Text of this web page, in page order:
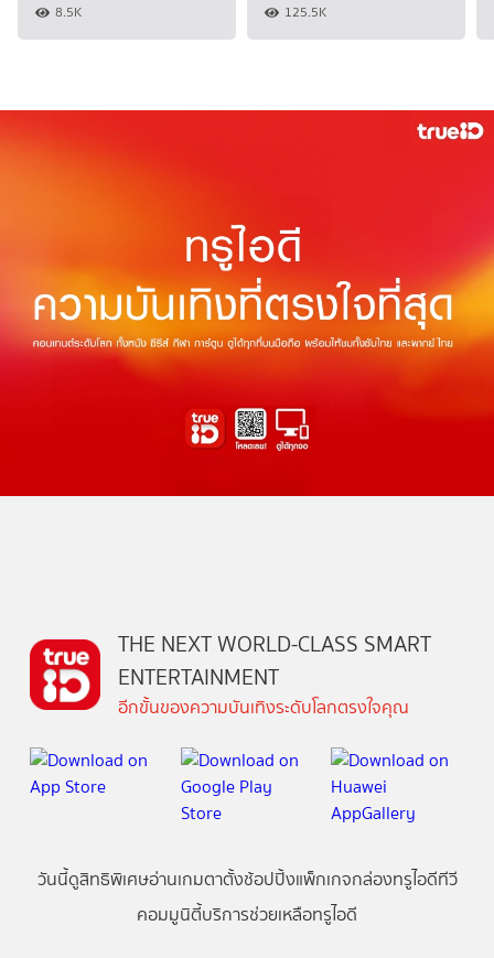
8.5K 125.5K
THE NEXT WORLD-CLASS SMART
ENTERTAINMENT
อีกขั้นของความบันเทิงระดับโลกตรงใจคุณ
วันนี้ดูสิทธิพิเศษอ่านเกมตาตั้งช้อปปิ้งแพ็กเกจกล่องทรูไอดีทีวี
คอมมูนิตี้บริการช่วยเหลือทรูไอดี